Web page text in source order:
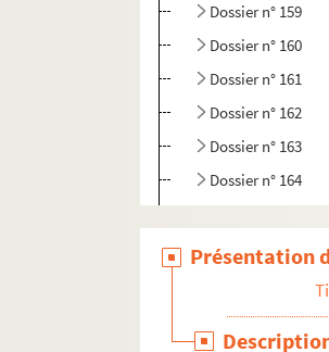
Dossier n° 159
Dossier n° 160
Dossier n° 161
Dossier n° 162
Dossier n° 163
Dossier n° 164
Dossier n° 167
Dossier n° 169
Présentation